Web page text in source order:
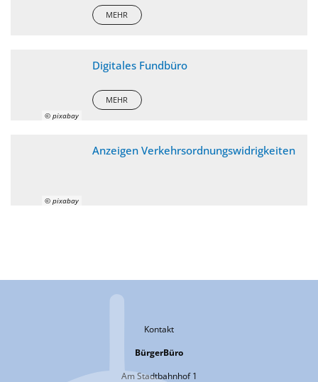
MEHR
© pixabay
Digitales Fundbüro
MEHR
© pixabay
Anzeigen Verkehrsordnungswidrigkeiten
Kontakt
BürgerBüro
Am Stadtbahnhof 1